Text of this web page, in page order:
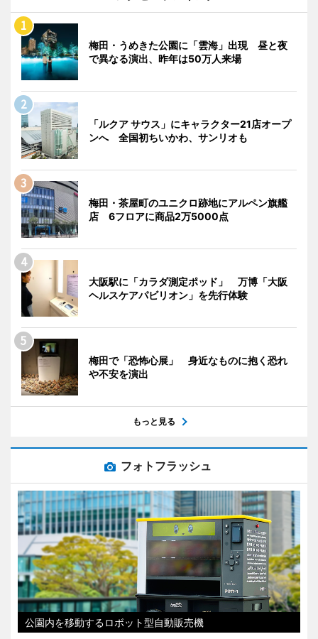
梅田・うめきた公園に「雲海」出現 昼と夜
で異なる演出、昨年は50万人来場
「ルクア サウス」にキャラクター21店オープ
ンへ 全国初ちいかわ、サンリオも
梅田・茶屋町のユニクロ跡地にアルペン旗艦
店 6フロアに商品2万5000点
大阪駅に「カラダ測定ポッド」 万博「大阪
ヘルスケアパビリオン」を先行体験
梅田で「恐怖心展」 身近なものに抱く恐れ
や不安を演出
もっと見る
フォトフラッシュ
公園内を移動するロボット型自動販売機